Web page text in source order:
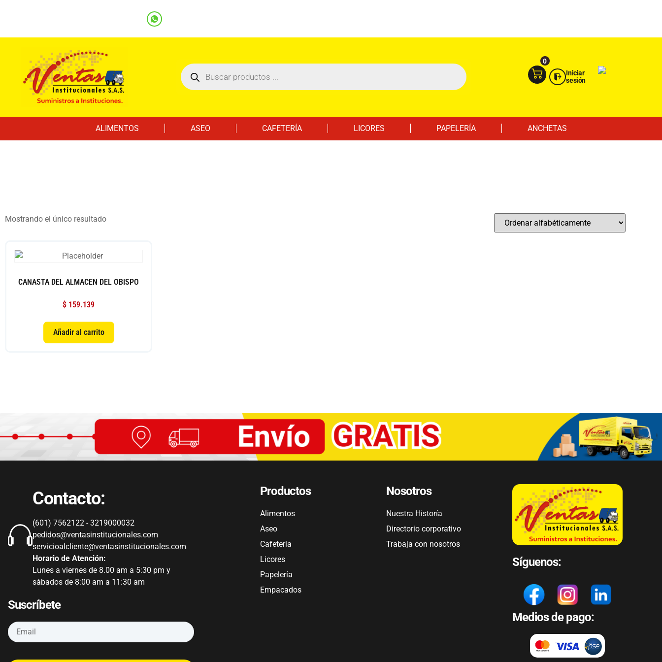
0
Iniciar
sesión
ALIMENTOS ASEO CAFETERÍA LICORES PAPELERÍA ANCHETAS
Mostrando el único resultado
CANASTA DEL ALMACEN DEL OBISPO
$ 159.139
Añadir al carrito
Contacto:
(601) 7562122 - 3219000032
pedidos@ventasinstitucionales.com
servicioalcliente@ventasinstitucionales.com
Horario de Atención:
Lunes a viernes de 8.00 am a 5:30 pm y
sábados de 8:00 am a 11:30 am
Suscríbete
Productos
Alimentos
Aseo
Cafeteria
Licores
Papelería
Empacados
Nosotros
Nuestra Historía
Directorio corporativo
Trabaja con nosotros
Síguenos:
Medios de pago: